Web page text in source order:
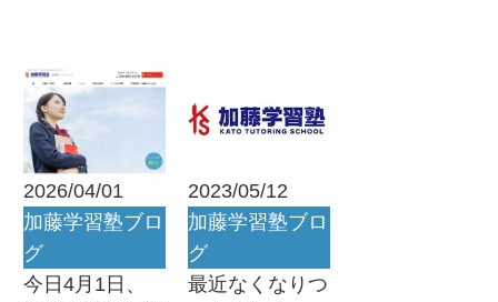
2026/04/01
加藤学習塾ブロ
グ
今日4月1日、
2023/05/12
加藤学習塾ブロ
グ
最近なくなりつ